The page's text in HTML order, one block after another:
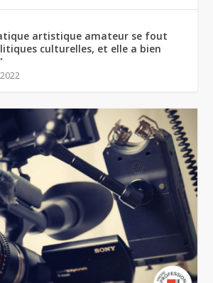
artistique amateur se fout
culturelles, et elle a bien